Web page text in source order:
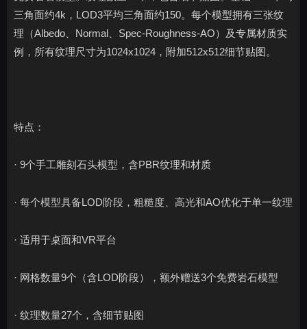
三角面约4k，LOD3平均三角面约150。每个模型拥有三张纹
理（Albedo、Normal、Spec-Roughness-AO）及专属材质实
例，所有纹理尺寸为1024x1024，附加512x512细节贴图。
特点：
· 9个手工雕刻石头模型，含PBR纹理和材质
· 每个模型具备LOD阶段，粗糙度、高光和AO优化于单一纹理
· 适用于桌面和VR平台
· 网格数量9个（含LOD阶段），额外赠送3个免费岩石模型
· 纹理数量27个，含细节贴图